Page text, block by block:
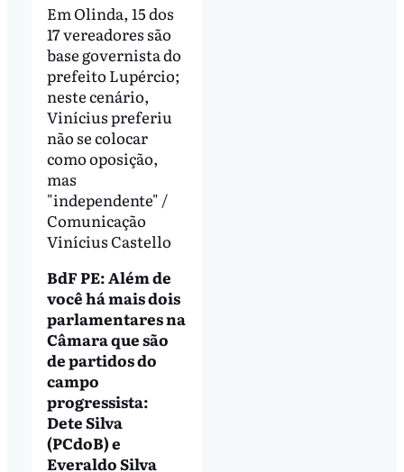
Em Olinda, 15 dos
17 vereadores são
base governista do
prefeito Lupércio;
neste cenário,
Vinícius preferiu
não se colocar
como oposição,
mas
"independente" /
Comunicação
Vinícius Castello
BdF PE: Além de
você há mais dois
parlamentares na
Câmara que são
de partidos do
campo
progressista:
Dete Silva
(PCdoB) e
Everaldo Silva